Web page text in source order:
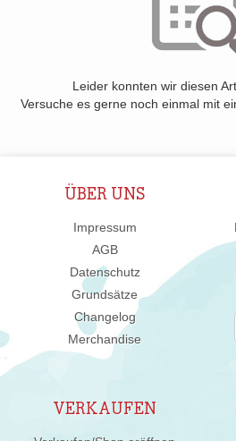
Leider konnten wir diesen
Versuche es gerne noch einmal mit
ÜBER UNS
Impressum
AGB
Datenschutz
Grundsätze
Changelog
Merchandise
VERKAUFEN